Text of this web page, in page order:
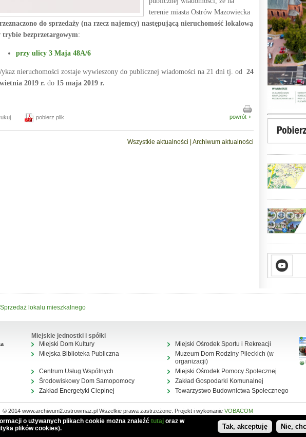
terenie miasta Ostrów Mazowiecka
do sprzedaży (na rzecz najemcy) następującą nieruchomość lokalową
trybie bezprzetargowym:
przy ulicy 3 Maja 48A/6
nieruchomości zostaje wywieszony do publicznej wiadomości na 21 dni tj. od 24
2019 r. do 15 maja 2019 r.
pobierz plik powrót
Wszystkie aktualności | Archiwum aktualności
Sprzedaż lokalu mieszkalnego
Miejskie jednostki i spółki
Miejski Dom Kultury
Miejski Ośrodek Sportu i Rekreacji
Miejska Biblioteka Publiczna
Muzeum Dom Rodziny Pileckich (w
organizacji)
Centrum Usług Wspólnych
Miejski Ośrodek Pomocy Społecznej
Środowiskowy Dom Samopomocy
Zakład Gospodarki Komunalnej
Zakład Energetyki Cieplnej
Towarzystwo Budownictwa Społecznego
© 2014 www.archiwum2.ostrowmaz.pl Wszelkie prawa zastrzeżone. Projekt i wykonanie VOBACOM
Mapa serwisu
o używanych plikach cookie można znaleźć tutaj oraz w
plików cookies).
Tak, akceptuję Nie,